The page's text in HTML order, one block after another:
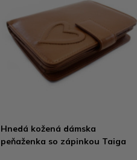
Hnedá kožená dámska
peňaženka so zápinkou Taiga